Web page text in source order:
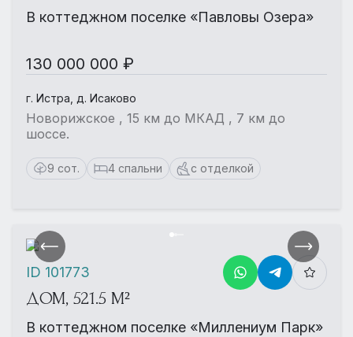
В коттеджном поселке «Павловы Озера»
130 000 000 ₽
г. Истра, д. Исаково
Новорижское , 15 км до МКАД , 7 км до
шоссе.
9 сот. 4 спальни с отделкой
ДОМ, 521.5 М²
В коттеджном поселке «Миллениум Парк»
ID 101773